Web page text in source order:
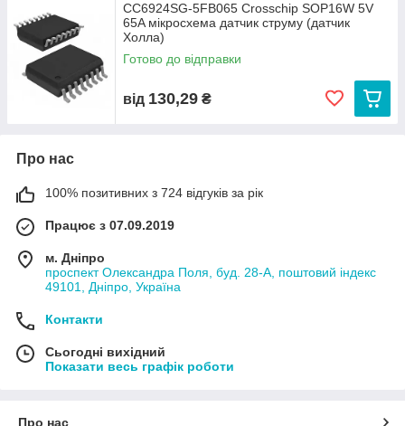
CC6924SG-5FB065 Crosschip SOP16W 5V
65A мікросхема датчик струму (датчик
Холла)
Готово до відправки
від 130,29 ₴
Про нас
100% позитивних з 724 відгуків за рік
Працює з 07.09.2019
м. Дніпро
проспект Олександра Поля, буд. 28-А, поштовий індекс
49101, Дніпро, Україна
Контакти
Сьогодні вихідний
Показати весь графік роботи
Про нас